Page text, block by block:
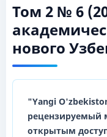
Том 2 № 6
нового
"Yangi
рецензируемый
открытым